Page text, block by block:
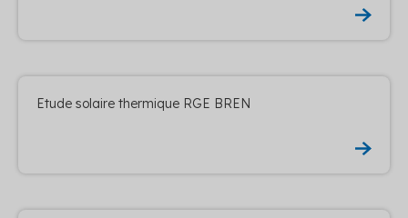
Etude solaire thermique RGE BREN